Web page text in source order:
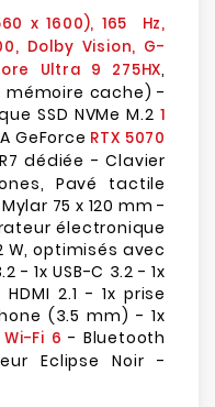
x 1600), 165 Hz,
Dolby Vision, G-
Ultra 9 275HX,
mémoire cache) -
SSD NVMe M.21
GeForce RTX 5070
dédiée - Clavier
Pavé tactile
75 x 120 mm -
électronique
optimisés avec
- 1x USB-C 3.2 - 1x
2.1 - 1x prise
(3.5 mm) - 1x
Wi-Fi 6 - Bluetooth
Eclipse Noir -